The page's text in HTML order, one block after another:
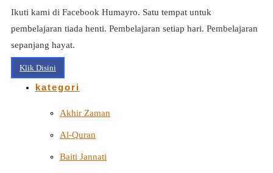
Ikuti kami di Facebook Humayro. Satu tempat untuk
pembelajaran tiada henti. Pembelajaran setiap hari. Pembelajaran
sepanjang hayat.
Klik Disini
kategori
Akhir Zaman
Al-Quran
Baiti Jannati